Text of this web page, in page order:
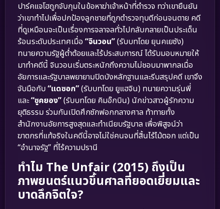
ปาร์คแจโฮถูกจับกุมในข้อหาฆ่าเจ้าหน้าที่ตำรวจ ทว่าเขายืนยัน
ว่าเขาทำไปเพื่อปกป้องลูกชายที่ถูกตำรวจทุบตีก่อนจนตาย คดี
ที่ดูเหมือนจะเป็นเรื่องการจลาจลทั่วไปกลับกลายเป็นประเด็น
ร้อนระดับประเทศเมื่อ “จินวอน”(รับบทโดย ยุนคเยซัง)
ทนายความรัฐผู้ต่ำต้อยและไร้ประสบการณ์ ได้รับมอบหมายให้
มาทำคดีนี้ จินวอนเริ่มตระหนักถึงความไม่ชอบมาพากลเมื่อ
อัยการและรัฐบาลพยายามปิดบังหลักฐานและรีบสรุปคดี เขาจึง
จับมือกับ“แดซอก”(รับบทโดย ยูแฮจิน) ทนายความรุ่นพี่
และ“ซูคยอง”(รับบทโดย คิมอ๊กบิน) นักข่าวสาวผู้รักความ
ยุติธรรม ร่วมกันเปิดศึกซักฟอกกลางศาล ท้าทายทั้ง
สำนักงานอัยการสูงสุดและทำเนียบรัฐบาล เพื่อพิสูจน์ว่า
ฆาตกรที่แท้จริงในคดีนี้อาจไม่ใช่คนจนที่สิ้นไร้ไม้ตอก แต่เป็น
“อำนาจรัฐ” ที่ไร้ความปรานี
ทำไม The Unfair (2015) ถึงเป็น
ภาพยนตร์แนวขึ้นศาลที่ยอดเยี่ยมและ
บาดลึกจิตใจ?